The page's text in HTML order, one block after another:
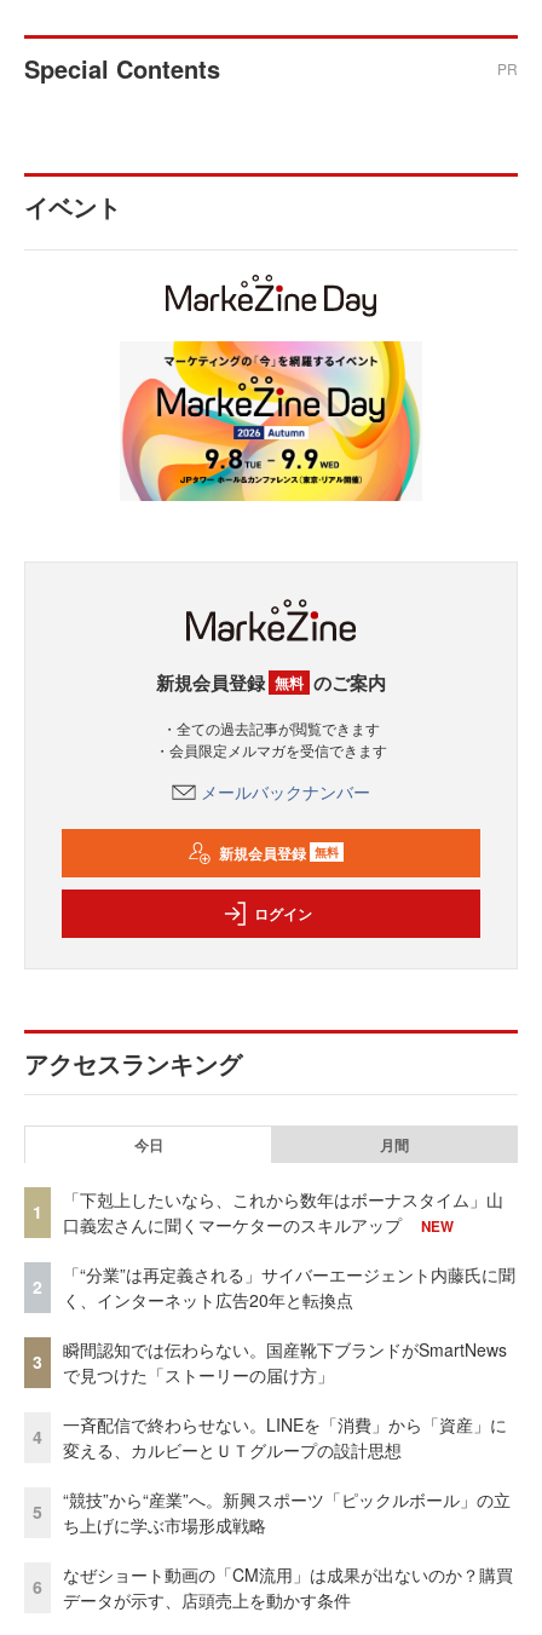
Special Contents PR
イベント
新規会員登録 無料 のご案内
・全ての過去記事が閲覧できます
・会員限定メルマガを受信できます
メールバックナンバー
新規会員登録 無料
ログイン
アクセスランキング
今日 月間
1
「下剋上したいなら、これから数年はボーナスタイム」山
口義宏さんに聞くマーケターのスキルアップ
NEW
2
「“分業”は再定義される」サイバーエージェント内藤氏に聞
く、インターネット広告20年と転換点
3
瞬間認知では伝わらない。国産靴下ブランドがSmartNews
で見つけた「ストーリーの届け方」
4
一斉配信で終わらせない。LINEを「消費」から「資産」に
変える、カルビーとＵＴグループの設計思想
5
“競技”から“産業”へ。新興スポーツ「ピックルボール」の立
ち上げに学ぶ市場形成戦略
6
なぜショート動画の「CM流用」は成果が出ないのか？購買
データが示す、店頭売上を動かす条件